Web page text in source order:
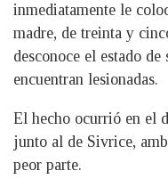
inmediatamente le
madre, de treinta y
desconoce el estado
encuentran lesionadas.
El hecho ocurrió en el
junto al de Sivrice,
peor parte.